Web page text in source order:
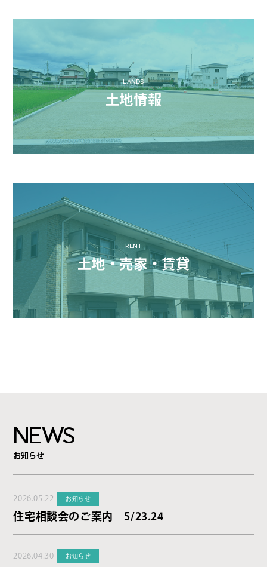
LANDS
土地情報
RENT
土地・売家・賃貸
NEWS
お知らせ
2026.05.22 お知らせ
住宅相談会のご案内 5/23.24
2026.04.30 お知らせ